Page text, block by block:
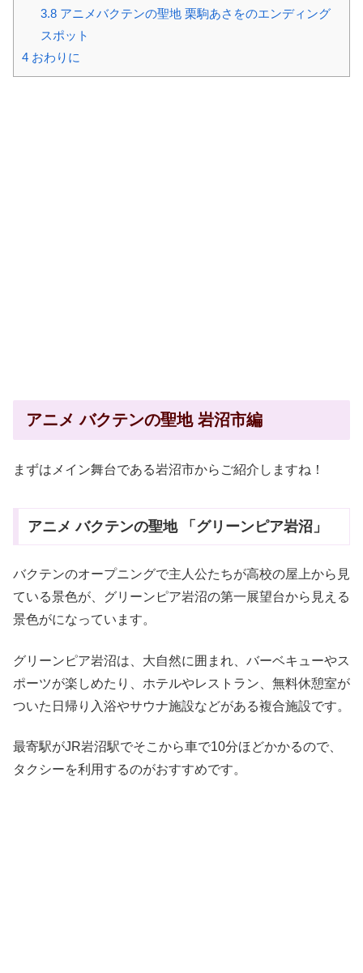
3.8アニメバクテンの聖地 栗駒あさをのエンディング
スポット
4 おわりに
アニメ バクテンの聖地 岩沼市編
まずはメイン舞台である岩沼市からご紹介しますね！
アニメ バクテンの聖地 「グリーンピア岩沼」
バクテンのオープニングで主人公たちが高校の屋上から見
ている景色が、グリーンピア岩沼の第一展望台から見える
景色がになっています。
グリーンピア岩沼は、大自然に囲まれ、バーベキューやス
ポーツが楽しめたり、ホテルやレストラン、無料休憩室が
ついた日帰り入浴やサウナ施設などがある複合施設です。
最寄駅がJR岩沼駅でそこから車で10分ほどかかるので、
タクシーを利用するのがおすすめです。